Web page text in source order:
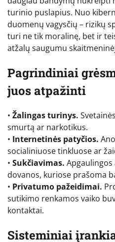
turinio puslapius. Nuo
duomenų vagysčių – rizikų
turi ne tik moralinę, bet ir
atžalų saugumu
Pagrindiniai
juos atpažinti
• Žalingas turinys.
smurtą ar narkotikus.
• Internetinės patyčios.
socialiniuose tinkluose ar
• Sukčiavimas. Apgaulingos
dovanos, kuriose prašoma
• Privatumo pažeidimai.
sutikimo renkamos vaiko
kontaktai.
Sisteminiai